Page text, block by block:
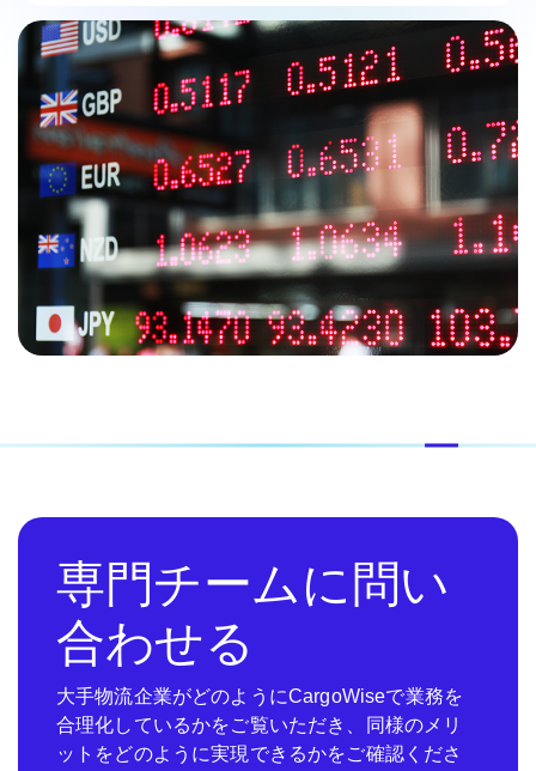
専門チームに問い
合わせる
大手物流企業がどのようにCargoWiseで業務を
合理化しているかをご覧いただき、同様のメリ
ットをどのように実現できるかをご確認くださ